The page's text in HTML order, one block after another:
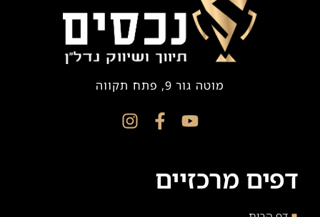
מוטה גור 9, פתח תקווה
דפים מרכזיים